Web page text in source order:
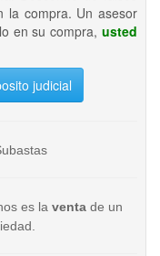
la compra. Un asesor
en su compra, usted
judicial
es la ventade un